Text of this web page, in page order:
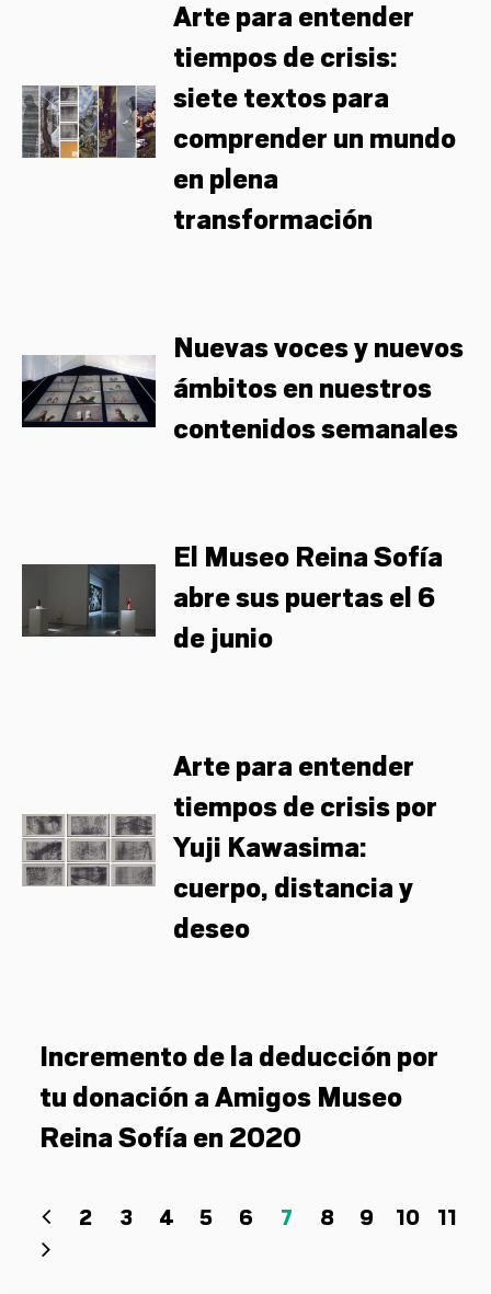
Arte para entender
tiempos de crisis:
siete textos para
comprender un mundo
en plena
transformación
Nuevas voces y nuevos
ámbitos en nuestros
contenidos semanales
El Museo Reina Sofía
abre sus puertas el 6
de junio
Arte para entender
tiempos de crisis por
Yuji Kawasima:
cuerpo, distancia y
deseo
Incremento de la deducción por
tu donación a Amigos Museo
Reina Sofía en 2020
2 3 4 5 6 7 8 9 10 11